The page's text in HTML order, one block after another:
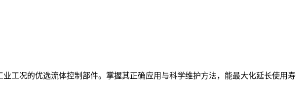
工况的优选流体控制部件。掌握其正确应用与科学维护方法，能最大化延长使用寿